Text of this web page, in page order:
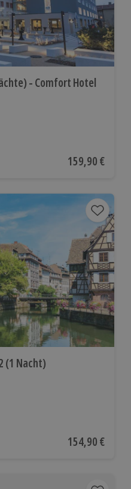
- Comfort Hotel
auf 1 BewertungenAktueller Preis
159,90 €
(1 Nacht)
auf 41 Bewertungen
Aktueller Preis
154,90 €